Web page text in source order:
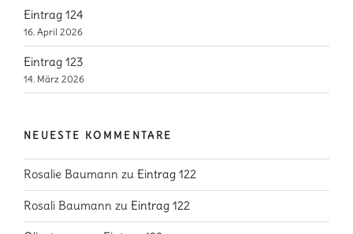
Eintrag 124
16. April 2026
Eintrag 123
14. März 2026
NEUESTE KOMMENTARE
Rosalie Baumann zu Eintrag 122
Rosali Baumann zu Eintrag 122